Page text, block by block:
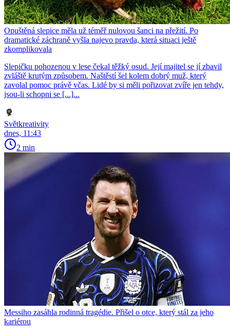
Opuštěná slepice měla už téměř nulovou šanci na přežití. Po
dramatické záchraně vyšla najevo pravda, která situaci ještě
zkomplikovala
Slepičku pohozenou v lese čekal těžký osud. Její majitel se jí zbavil
zvláště krutým způsobem. Naštěstí šel kolem dobrý muž, který
zavolal pomoc právě včas. Lidé by si měli pořizovat zvíře jen tehdy,
jsou-li schopni se [...]...
Světkreativity
dnes, 11:43
2 min
Messiho zasáhla rodinná tragédie. Přišel o otce, který stál za jeho
kariérou